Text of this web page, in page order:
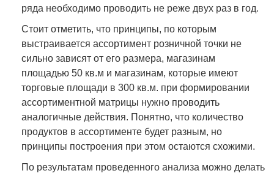
ряда необходимо проводить не реже двух раз в год.
Стоит отметить, что принципы, по которым
выстраивается ассортимент розничной точки не
сильно зависят от его размера, магазинам
площадью 50 кв.м и магазинам, которые имеют
торговые площади в 300 кв.м. при формировании
ассортиментной матрицы нужно проводить
аналогичные действия. Понятно, что количество
продуктов в ассортименте будет разным, но
принципы построения при этом остаются схожими.
По результатам проведенного анализа можно делать